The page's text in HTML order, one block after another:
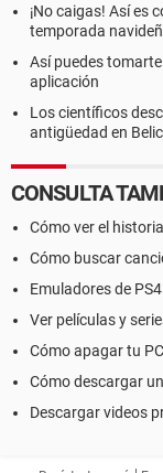
¡No caigas! Así es
temporada
Así puedes
aplicación
Los científicos
antigüedad en
CONSULTA
Cómo ver el
Cómo buscar
Emuladores de
Ver películas y
Cómo apagar tu
Cómo descargar
Descargar videos